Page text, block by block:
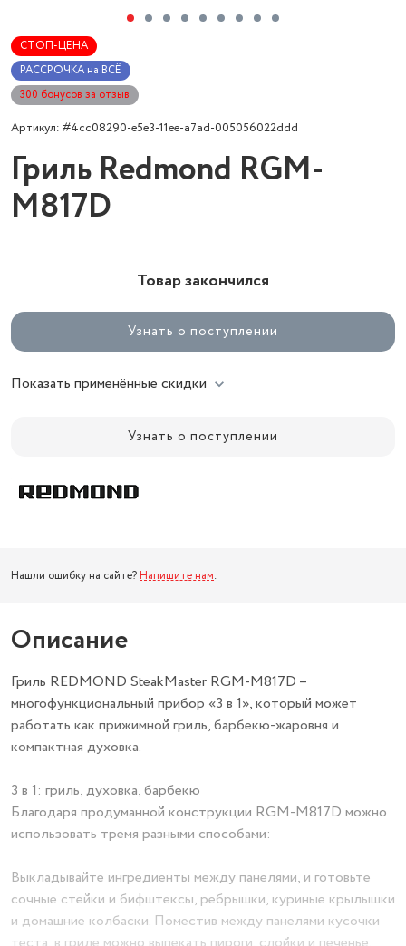
СТОП-ЦЕНА
РАССРОЧКА на ВСЁ
300 бонусов за отзыв
Артикул: #4cc08290-e5e3-11ee-a7ad-005056022ddd
Гриль Redmond RGM-
M817D
Товар закончился
Узнать о поступлении
Показать применённые скидки
Узнать о поступлении
Нашли ошибку на сайте? Напишите нам.
Описание
Гриль REDMOND SteakMaster RGM-M817D –
многофункциональный прибор «3 в 1», который может
работать как прижимной гриль, барбекю-жаровня и
компактная духовка.
3 в 1: гриль, духовка, барбекю
Благодаря продуманной конструкции RGM-M817D можно
использовать тремя разными способами:
Выкладывайте ингредиенты между панелями, и готовьте
сочные стейки и бифштексы, ребрышки, куриные крылышки
и домашние колбаски. Поместив между панелями кусочки